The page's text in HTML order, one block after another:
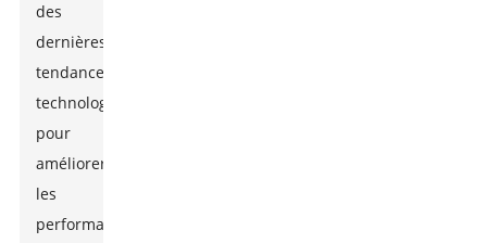
des
dernières
tendances
technologiques
pour
améliorer
les
performances